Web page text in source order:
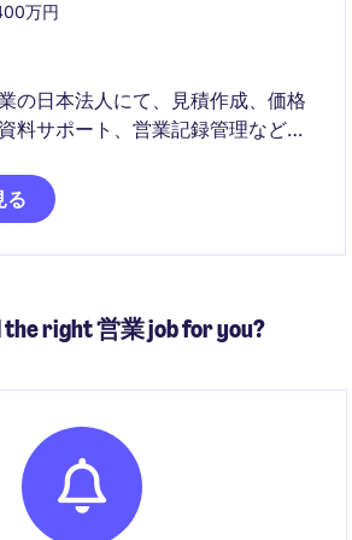
万円
の日本法人にて、見積作成、価格
料サポート、営業記録管理などを
なく、正確な事務処理力・丁寧な
ール対応力を活かして、国際ビジ
る
right 営業 job for you?